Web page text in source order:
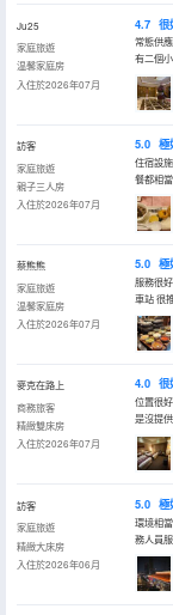
Ju25
家庭旅遊
温馨家庭房
入住於2026年07月
4.7 很
常態供
有二個
訪客
家庭旅遊
親子三人房
入住於2026年07月
5.0 極
住宿設
餐都相
蔡熊熊
家庭旅遊
温馨家庭房
入住於2026年07月
5.0 極
服務很
車站 很
麥克在路上
商務旅客
精緻雙床房
入住於2026年07月
4.0 很
位置很
是沒提
訪客
家庭旅遊
精緻大床房
入住於2026年06月
5.0 極
環境相
務人員